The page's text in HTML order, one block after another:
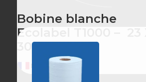
Bobine blanche
Ecolabel T1000 – 23 X
MADE IN FRANCE